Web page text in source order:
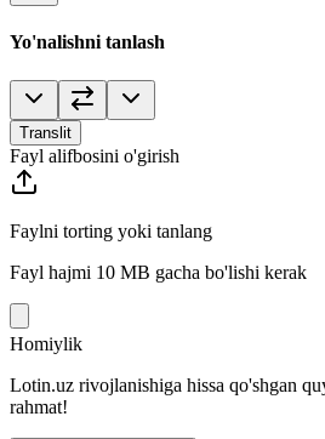
Yo'nalishni tanlash
Translit
Fayl alifbosini o'girish
Faylni torting yoki tanlang
Fayl hajmi 10 MB gacha bo'lishi kerak
Homiylik
Lotin.uz rivojlanishiga hissa qo'shgan
rahmat!